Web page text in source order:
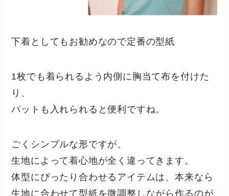
下着としてもお勧めなので定番の型紙
1枚でも着られるよう内側に胸当て布を付けた
り、
パットも入れられると便利ですね。
ごくシンプルな形ですが、
生地によって着心地が全く違ってきます。
体型にぴったり合わせるアイテムは、本来なら
生地に合わせて型紙を微調整しながら作るのが